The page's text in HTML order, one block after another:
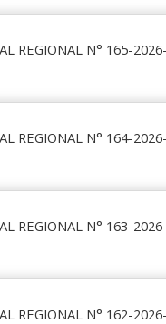
REGIONAL N° 165-
REGIONAL N° 164-
REGIONAL N° 163-
REGIONAL N° 162-